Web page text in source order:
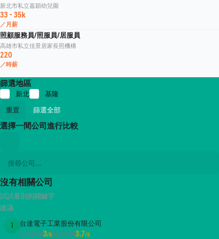
新北市私立嘉穎幼兒園
33 - 35k
／月薪
照顧服務員/照服員/居服員
高雄市私立佳景居家長照機構
220
／時薪
篩選地區
新北
基隆
重置
篩選全部
選擇一間公司進行比較
沒有相關公司
試試看別的關鍵字
建議
1 台達電子工業股份有限公司
公司評價3/5面試評價3.7/5